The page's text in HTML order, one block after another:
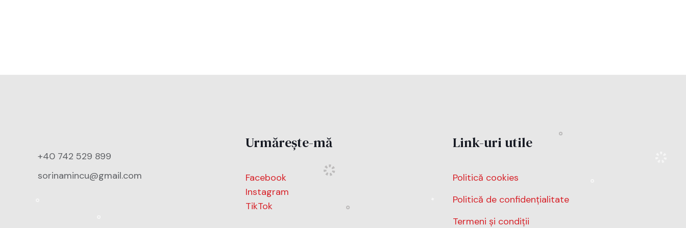
+40 742 529 899
sorinamincu@gmail.com
Urmărește-mă
Facebook
Instagram
TikTok
Link-uri utile
Politică cookies
Politică de confidențialitate
Termeni și condiții